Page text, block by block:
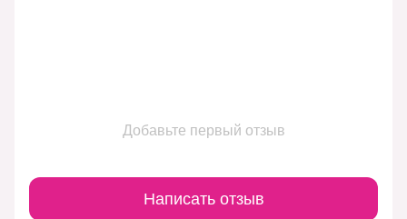
Добавьте первый отзыв
Написать отзыв